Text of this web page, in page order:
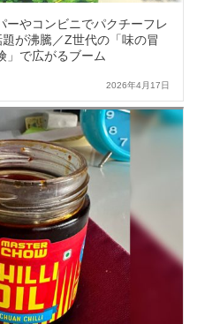
ーやコンビニでパクチーフレ
が沸騰／Z世代の「味の冒
」で広がるブーム
2026年4月17日